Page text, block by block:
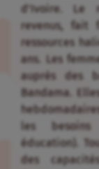
d’Ivoire
Le
revenus, fait
ressources
ans.
Les
auprès des
Bandama
les besoins
éducation)
des